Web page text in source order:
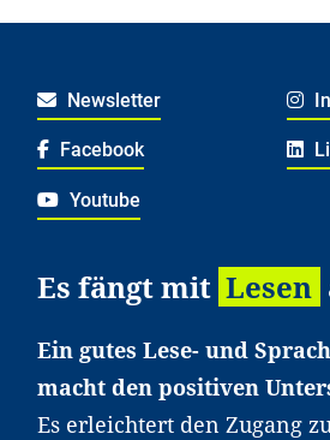
Lesestart: Geschichten
Sprache
Newsletter
Facebook
Youtube
Es fängt mit Lesen
Ein gutes Lese- und
macht den positiven
Es erleichtert den Zugang